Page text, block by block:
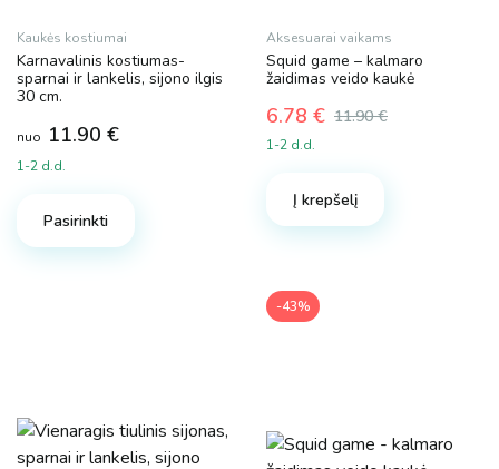
Kaukės kostiumai
Karnavalinis kostiumas-
sparnai ir lankelis, sijono ilgis
30 cm.
nuo 11.90 €
1-2 d.d.
Pasirinkti
chosen
on
Aksesuarai vaikams
Squid game – kalmaro
žaidimas veido kaukė
11.90€
Original
price
11.90 €.
6.78 €
Current
price
6.78 €.
1-2 d.d.
Į krepšelį
-43%